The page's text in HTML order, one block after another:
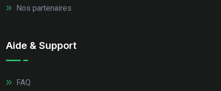
Nos partenaires
Aide & Support
FAQ